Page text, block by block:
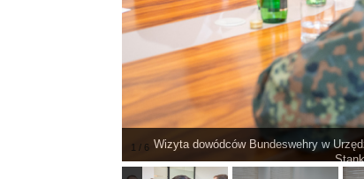
Wizyta dowódców Bundeswehry w